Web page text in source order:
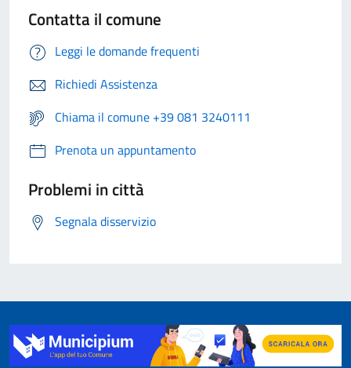
Contatta il comune
Leggi le domande frequenti
Richiedi Assistenza
Chiama il comune +39 081 3240111
Prenota un appuntamento
Problemi in città
Segnala disservizio